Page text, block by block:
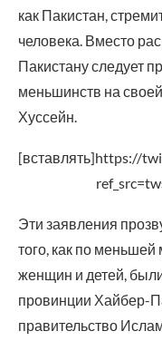
как Пакистан,
человека. Вместо
Пакистану следует
меньшинств на
Хуссейн.
[вставлять]https://
Эти заявления
того, как по
женщин и детей,
провинции Хайбер-
правительство